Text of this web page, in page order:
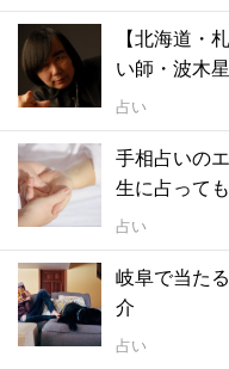
【北海道・
い師・波木
占い
手相占いの
生に占って
占い
岐阜で当た
介
占い